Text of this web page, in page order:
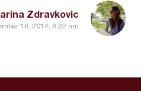
Zdravkovic
18, 2014, 8:22 am